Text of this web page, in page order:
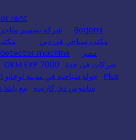
rent
Borjomi
شركة تصميم متاجر
مكتب سياحي في دبي
مصر
machine
شركات في جدة
OKM EXP 7000
Plus
جولة سياحية في مدينة لوجانو
سانتوس دي كارتييه
بيع باشا